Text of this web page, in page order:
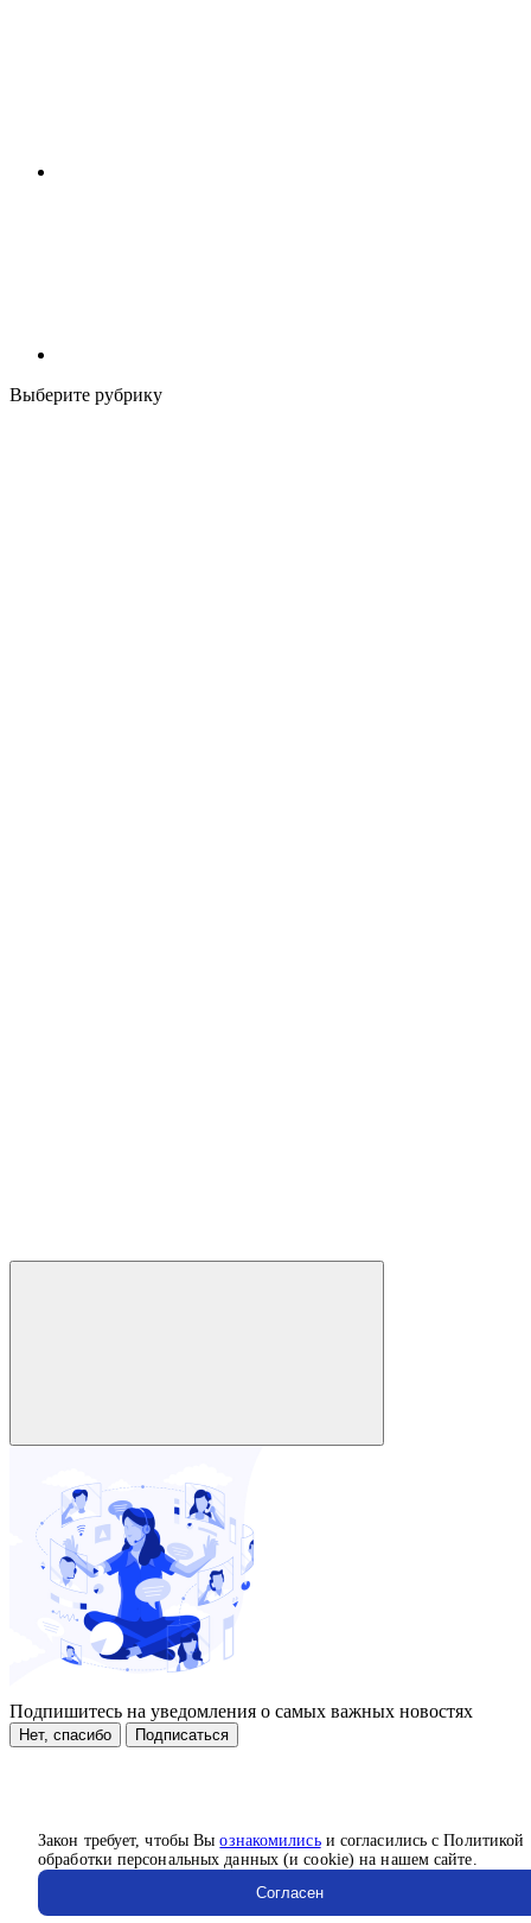
Закон требует, чтобы Выознакомилисьи согласились с Политикой
обработки персональных данных (и cookie) на нашем сайте.
Согласен
Выберите рубрику
Подпишитесь на уведомления о самых важных новостях
Нет, спасибо Подписаться